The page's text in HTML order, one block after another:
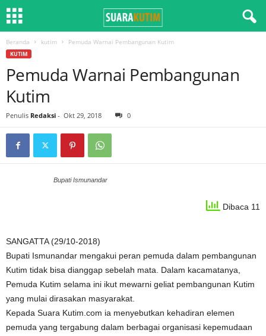
Beranda kutim Pemuda Warnai Pembangunan Kutim
KUTIM
Pemuda Warnai Pembangunan
Kutim
Penulis Redaksi - Okt 29, 2018 0
Bupati Ismunandar
Dibaca 11
SANGATTA (29/10-2018)
Bupati Ismunandar mengakui peran pemuda dalam pembangunan
Kutim tidak bisa dianggap sebelah mata. Dalam kacamatanya,
Pemuda Kutim selama ini ikut mewarni geliat pembangunan Kutim
yang mulai dirasakan masyarakat.
Kepada Suara Kutim.com ia menyebutkan kehadiran elemen
pemuda yang tergabung dalam berbagai organisasi kepemudaan